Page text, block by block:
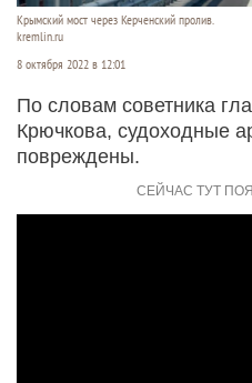
Крымский мост через Керченский пролив.
kremlin.ru
8 октября 2022 в 12:01
По словам советника
Крючкова, судоходные
повреждены.